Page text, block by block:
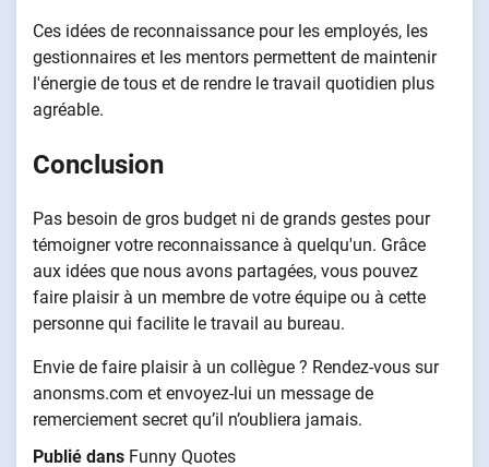
Ces idées de reconnaissance pour les employés, les
gestionnaires et les mentors permettent de maintenir
l'énergie de tous et de rendre le travail quotidien plus
agréable.
Conclusion
Pas besoin de gros budget ni de grands gestes pour
témoigner votre reconnaissance à quelqu'un. Grâce
aux idées que nous avons partagées, vous pouvez
faire plaisir à un membre de votre équipe ou à cette
personne qui facilite le travail au bureau.
Envie de faire plaisir à un collègue ? Rendez-vous sur
anonsms.com et envoyez-lui un message de
remerciement secret qu’il n’oubliera jamais.
Publié dans Funny Quotes